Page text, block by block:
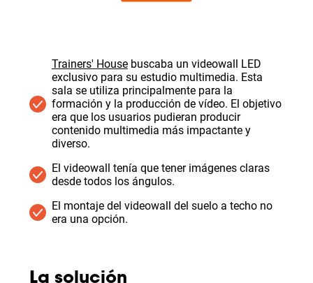
Trainers' House buscaba un videowall LED
exclusivo para su estudio multimedia. Esta
sala se utiliza principalmente para la
formación y la producción de vídeo. El objetivo
era que los usuarios pudieran producir
contenido multimedia más impactante y
diverso.
El videowall tenía que tener imágenes claras
desde todos los ángulos.
El montaje del videowall del suelo a techo no
era una opción.
La solución